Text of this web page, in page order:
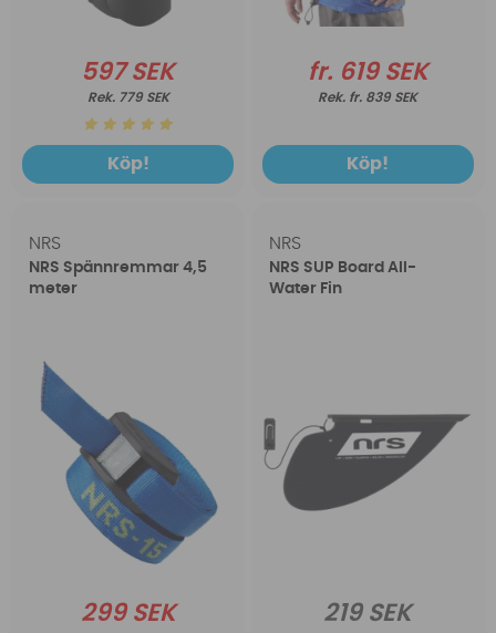
597 SEK
779 SEK
Köp!
fr. 619 SEK
fr. 839 SEK
Köp!
NRS
NRS Spännremmar 4,5
meter
299 SEK
NRS
NRS SUP Board All-
Water Fin
219 SEK